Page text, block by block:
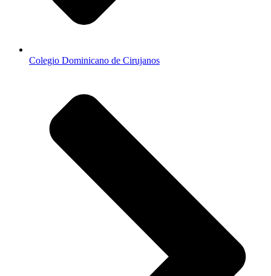
Colegio Dominicano de Cirujanos